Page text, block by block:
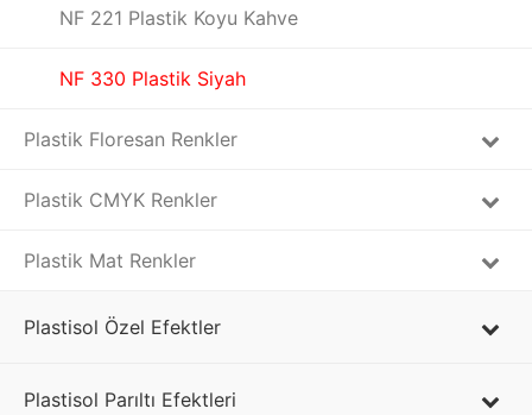
NF 221 Plastik Koyu Kahve
NF 330 Plastik Siyah
Plastik Floresan Renkler
Plastik CMYK Renkler
Plastik Mat Renkler
Plastisol Özel Efektler
Plastisol Parıltı Efektleri